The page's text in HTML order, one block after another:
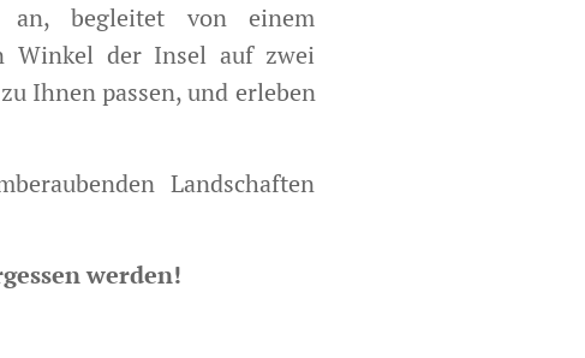
begleitet von einem
Winkel der Insel auf zwei
Ihnen passen, und erleben
Landschaften
werden!